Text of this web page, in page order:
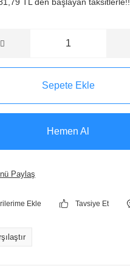
Sepete Ekle
Hemen Al
Paylaş
Tavsiye Et